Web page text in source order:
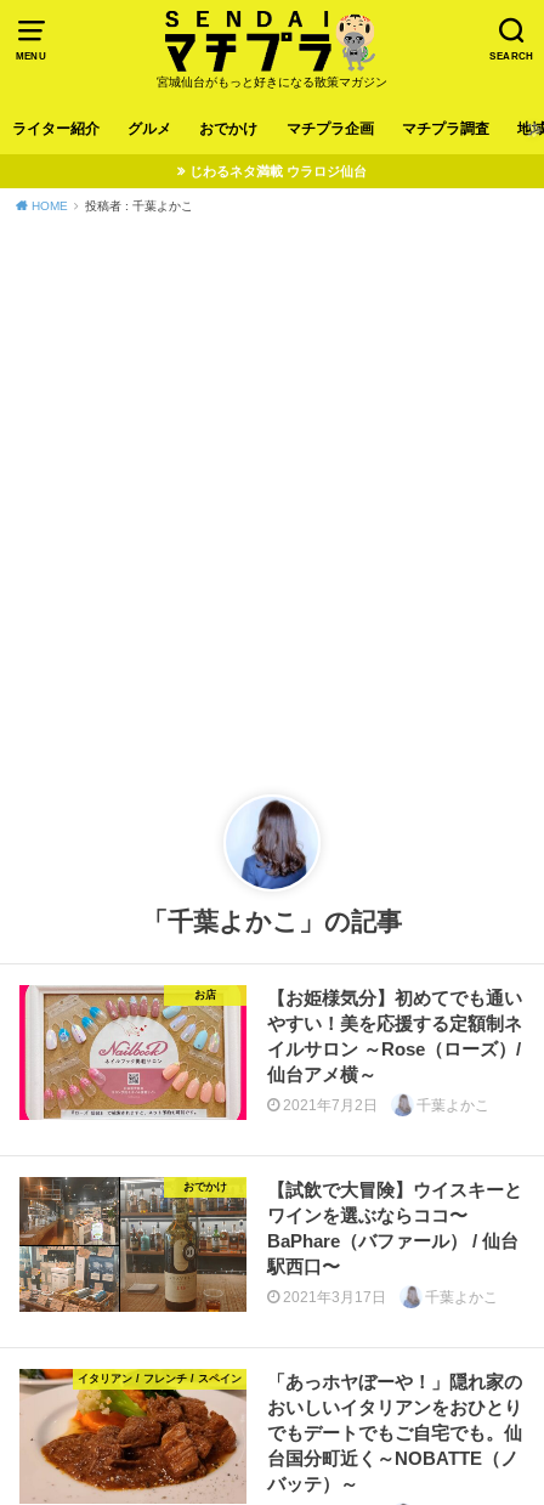
MENU SEARCH
宮城仙台がもっと好きになる散策マガジン
ライター紹介 グルメ おでかけ マチプラ企画 マチプラ調査 地
じわるネタ満載 ウラロジ仙台
HOME 投稿者 : 千葉よかこ
「千葉よかこ」の記事
お店
【お姫様気分】初めてでも通い
やすい！美を応援する定額制ネ
イルサロン ～Rose（ローズ）/
仙台アメ横～
2021年7月2日 千葉よかこ
おでかけ
【試飲で大冒険】ウイスキーと
ワインを選ぶならココ〜
BaPhare（バファール） / 仙台
駅西口〜
2021年3月17日 千葉よかこ
イタリアン / フレンチ / スペイン
「あっホヤぼーや！」隠れ家の
おいしいイタリアンをおひとり
でもデートでもご自宅でも。仙
台国分町近く～NOBATTE（ノ
バッテ）～